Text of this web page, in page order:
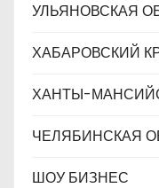
УЛЬЯНОВСКАЯ
ХАБАРОВСКИЙ
ХАНТЫ-
ЧЕЛЯБИНСКАЯ
ШОУ БИЗНЕС